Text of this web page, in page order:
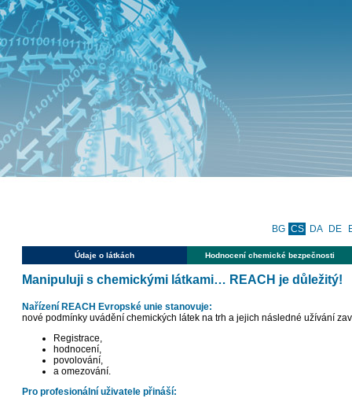
BG CS DA DE
Údaje o látkách Hodnocení chemické bezpečnosti
Manipuluji s chemickými látkami… REACH je důležitý!
Nařízení REACH Evropské unie stanovuje:
nové podmínky uvádění chemických látek na trh a jejich následné užívání
Registrace,
hodnocení,
povolování,
a omezování.
Pro profesionální uživatele přináší: